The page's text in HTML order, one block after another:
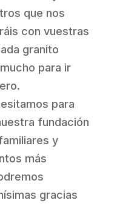
que nos
con vuestras
granito
para ir
para
fundación
y
más
gracias